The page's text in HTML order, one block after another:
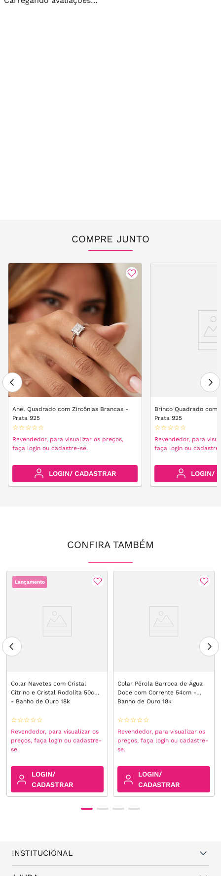
COMPRE JUNTO
Anel Quadrado com Zircônias Brancas -
Prata 925
☆☆☆☆☆
Revendedor, para visualizar os preços,
faça login ou cadastre-se.
LOGIN/ CADASTRAR
Brinco Quadrado com
Prata 925
☆☆☆☆☆
Revendedor, para
faça login ou
LOGIN/
CONFIRA TAMBÉM
Lançamento
Colar Navetes com Cristal
Citrino e Cristal Rodolita 50cm
- Banho de Ouro 18k
☆☆☆☆☆
Revendedor, para visualizar os
preços, faça login ou cadastre-
se.
LOGIN/
CADASTRAR
Colar Pérola Barroca de Água
Doce com Corrente 54cm -
Banho de Ouro 18k
☆☆☆☆☆
Revendedor, para visualizar os
preços, faça login ou cadastre-
se.
LOGIN/
CADASTRAR
INSTITUCIONAL
Quem somos